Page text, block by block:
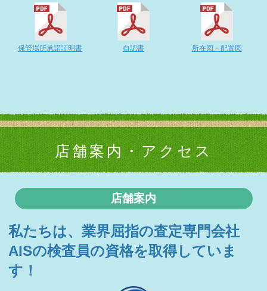
2026-04-01
毎週木曜日は定休日となります。
2026-04-01
2026-03-30
札幌市K社様 ベンツ GLAクラス査定・買取 ご成約誠にあ
りがとうござ …
2026-03-29
札幌市S様 スバル インプレッサ査定・買取 ご成約誠にあ
苫小牧市H様 ダイハツ タフト査定・買取 ご成約誠にあり
2026-03-27
南幌町S様 スズキ ジムニーシエラ査定・買取 ご成約誠に
ありがとうござ …
2026-03-25
保管場所承諾証明書 自認書 所在図・配置図
店舗案内・アクセス
店舗案内
私たちは、業界屈指の査定専門会社
AISの検査員の資格を取得していま
す！